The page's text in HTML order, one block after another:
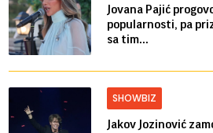
Jovana Pajić
popularnosti, pa
sa tim...
SHOWBIZ
Jakov Jozinović